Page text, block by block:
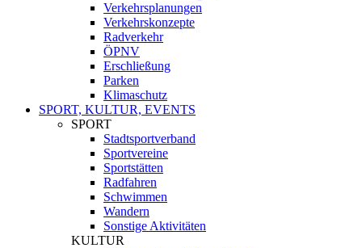
Verkehrsplanungen
Verkehrskonzepte
Radverkehr
ÖPNV
Erschließung
Parken
Klimaschutz
SPORT, KULTUR, EVENTS
SPORT
Stadtsportverband
Sportvereine
Sportstätten
Radfahren
Schwimmen
Wandern
Sonstige Aktivitäten
KULTUR